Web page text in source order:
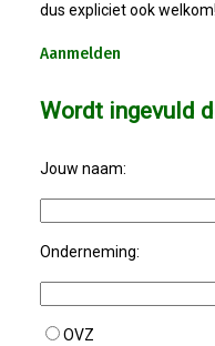
dus expliciet ook welkom!
Aanmelden
Wordt ingevuld
Jouw naam:
Onderneming:
OVZ